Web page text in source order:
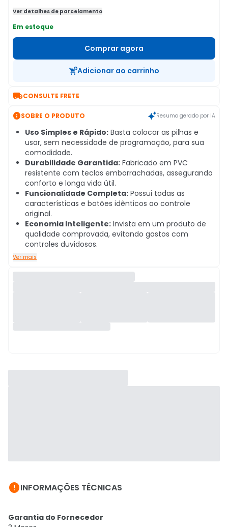
Ver detalhes de parcelamento
Em estoque
Comprar agora
Adicionar ao carrinho
CONSULTE FRETE
SOBRE O PRODUTO Resumo gerado por IA
Uso Simples e Rápido: Basta colocar as pilhas e
usar, sem necessidade de programação, para sua
comodidade.
Durabilidade Garantida: Fabricado em PVC
resistente com teclas emborrachadas, assegurando
conforto e longa vida útil.
Funcionalidade Completa: Possui todas as
características e botões idênticos ao controle
original.
Economia Inteligente: Invista em um produto de
qualidade comprovada, evitando gastos com
controles duvidosos.
Ver mais
INFORMAÇÕES TÉCNICAS
Garantia do Fornecedor